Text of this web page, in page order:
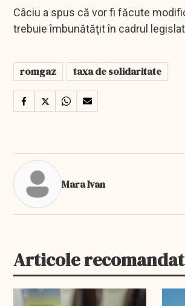
Câciu a spus că vor fi făcute
trebuie îmbunătăţit în cadrul
romgaz taxa de solidaritate
Mara Ivan
Articole